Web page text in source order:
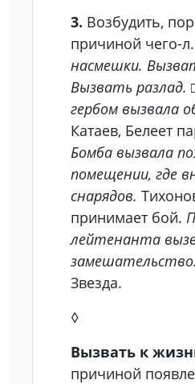
3. Возбудить,
причиной чего-л.
насмешки.
Вызвать разлад.
гербом вызвала
Катаев, Белеет
Бомба вызвала
помещении, где
снарядов.
принимает бой.
лейтенанта
замешательство.
Звезда.
◊
Вызвать к
причиной